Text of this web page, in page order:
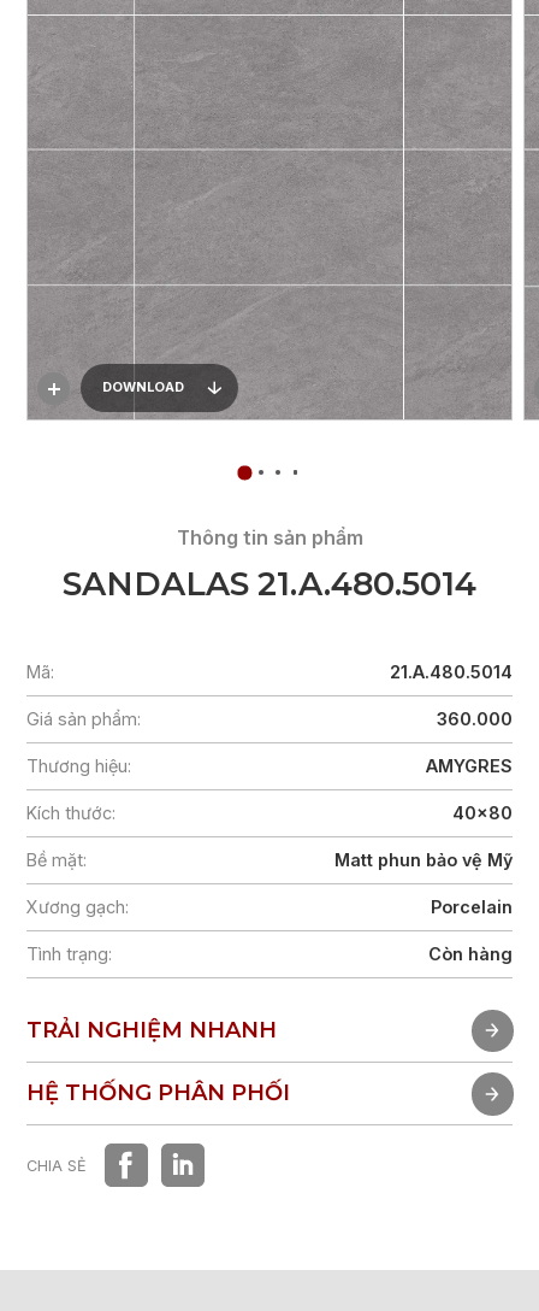
DOWNLOAD
Thông tin sản phẩm
SANDALAS 21.A.480.5014
Mã: 21.A.480.5014
Giá sản phẩm: 360.000
Thương hiệu: AMYGRES
Kích thước: 40x80
Bề mặt: Matt phun bảo vệ Mỹ
Xương gạch: Porcelain
Tình trạng: Còn hàng
TRẢI NGHIỆM NHANH
TRẢI NGHIỆM NHANH
HỆ THỐNG PHÂN PHỐI
HỆ THỐNG PHÂN PHỐI
CHIA SẺ